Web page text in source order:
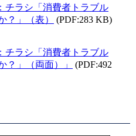
チラシ「消費者トラブル
？」（表）
(PDF:283 KB)
チラシ「消費者トラブル
？」（両面）」
(PDF:492